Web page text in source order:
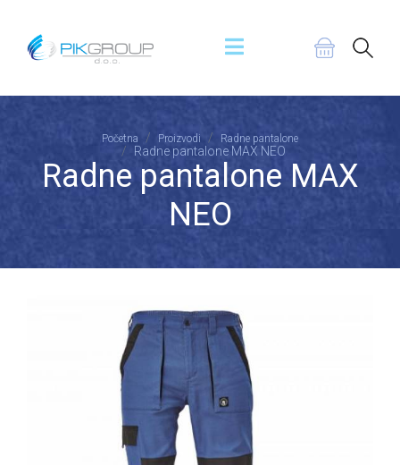
Početna Proizvodi Radne pantalone
Radne pantalone MAX NEO
Radne pantalone MAX
NEO